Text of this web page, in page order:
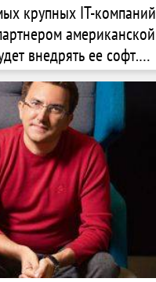
крупных IT-компаний
американской
внедрять ее софт.
может заработать на